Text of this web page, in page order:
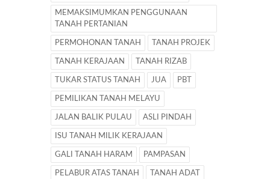
MEMAKSIMUMKAN PENGGUNAAN
TANAH PERTANIAN
PERMOHONAN TANAH TANAH PROJEK
TANAH KERAJAAN TANAH RIZAB
TUKAR STATUS TANAH JUA PBT
PEMILIKAN TANAH MELAYU
JALAN BALIK PULAU ASLI PINDAH
ISU TANAH MILIK KERAJAAN
GALI TANAH HARAM PAMPASAN
PELABUR ATAS TANAH TANAH ADAT